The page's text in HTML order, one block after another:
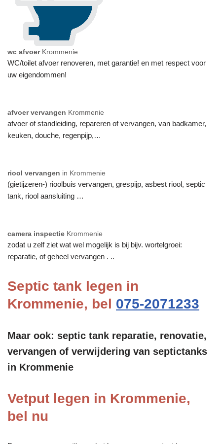
wc afvoer Krommenie
WC/toilet afvoer renoveren, met garantie! en met respect voor
uw eigendommen!
afvoer vervangen Krommenie
afvoer of standleiding, repareren of vervangen, van badkamer,
keuken, douche, regenpijp,…
riool vervangen in Krommenie
(gietijzeren-) rioolbuis vervangen, grespijp, asbest riool, septic
tank, riool aansluiting …
camera inspectie Krommenie
zodat u zelf ziet wat wel mogelijk is bij bijv. wortelgroei:
reparatie, of geheel vervangen . ..
Septic tank legen in
Krommenie, bel 075-2071233
Maar ook: septic tank reparatie, renovatie,
vervangen of verwijdering van septictanks
in Krommenie
Vetput legen in Krommenie,
bel nu